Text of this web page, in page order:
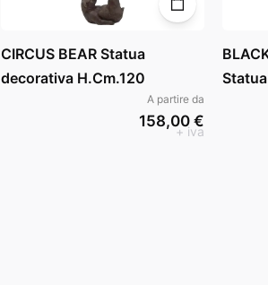
CIRCUS BEAR Statua
decorativa H.Cm.120
A partire da
158,00 €
+ iva